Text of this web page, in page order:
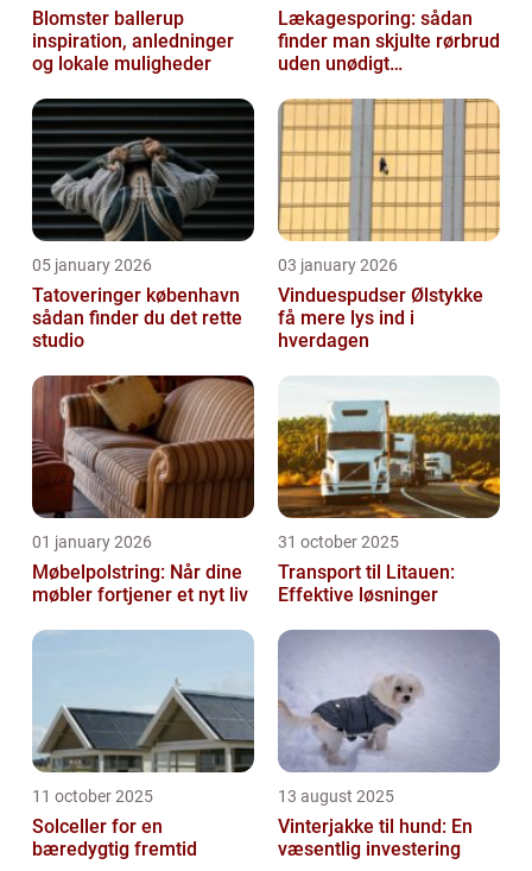
Blomster ballerup
inspiration, anledninger
og lokale muligheder
Lækagesporing: sådan
finder man skjulte rørbrud
uden unødigt
05 january 2026
Tatoveringer københavn
sådan finder du det rette
studio
03 january 2026
Vinduespudser Ølstykke
få mere lys ind i
hverdagen
01 january 2026
Møbelpolstring: Når dine
møbler fortjener et nyt liv
31 october 2025
Transport til Litauen:
Effektive løsninger
11 october 2025
Solceller for en
bæredygtig fremtid
13 august 2025
Vinterjakke til hund: En
væsentlig investering